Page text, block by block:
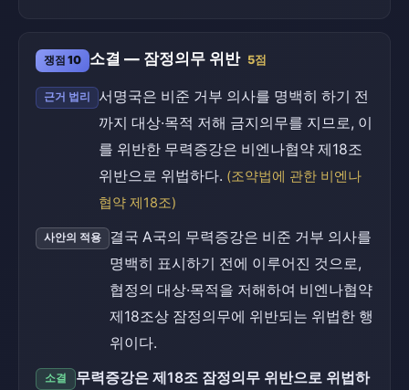
쟁점 10 소결 — 잠정의무 위반 5점
근거 법리
서명국은 비준 거부 의사를 명백히 하기 전
까지 대상·목적 저해 금지의무를 지므로, 이
를 위반한 무력증강은 비엔나협약 제18조
위반으로 위법하다. (조약법에 관한 비엔나
협약 제18조)
사안의 적용
결국 A국의 무력증강은 비준 거부 의사를
명백히 표시하기 전에 이루어진 것으로,
협정의 대상·목적을 저해하여 비엔나협약
제18조상 잠정의무에 위반되는 위법한 행
위이다.
소결
무력증강은 제18조 잠정의무 위반으로 위법하